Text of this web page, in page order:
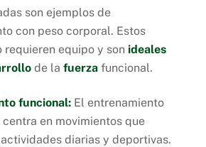
son ejemplos de
con peso corporal. Estos
requieren equipo y son ideales
de lafuerza funcional.
funcional: El entrenamiento
en movimientos que
diarias y deportivas.